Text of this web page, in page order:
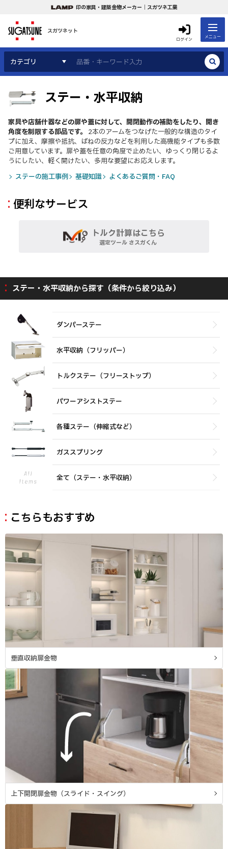
印の家具・建築金物メーカー｜スガツネ工業
スガツネット
ログイン メニュー
カテゴリ
ステー・水平収納
家具や店舗什器などの扉や蓋に対して、開閉動作の補助をしたり、開き
角度を制限する部品です。 2本のアームをつなげた一般的な構造のタイ
プに加え、摩擦や抵抗、ばねの反力などを利用した高機能タイプも多数
ご用意しています。扉や蓋を任意の角度で止めたい、ゆっくり閉じるよ
うにしたい、軽く開けたい、多用な要望にお応えします。
ステーの施工事例
基礎知識 よくあるご質問・FAQ
便利なサービス
トルク計算はこちら
選定ツール さスガくん
ステー・水平収納から探す（条件から絞り込み）
ダンパーステー
水平収納（フリッパー）
トルクステー（フリーストップ）
パワーアシストステー
各種ステー（伸縮式など）
ガススプリング
全て（ステー・水平収納）
こちらもおすすめ
垂直収納扉金物
上下開閉扉金物（スライド・スイング）